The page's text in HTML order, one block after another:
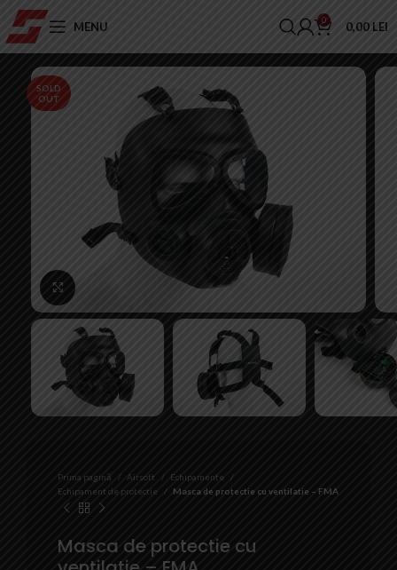
MENU 0 0,00 LEI
SOLD
OUT
Prima pagină Airsoft
Echipamente
Echipament de protectie
Masca de protectie cu ventilatie – FMA
Masca de protectie cu